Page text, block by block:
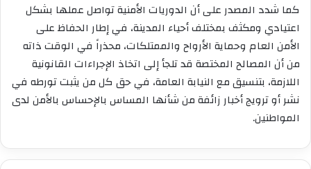
كما شدد المصدر على أن الدوريات الأمنية تواصل عملها بشكل
اعتيادي ومكثف بمختلف أحياء المدينة، في إطار الحفاظ على
الأمن العام وحماية الأرواح والممتلكات، محذراً في الوقت ذاته
من أن المصالح المختصة قد تلجأ إلى اتخاذ الإجراءات القانونية
اللازمة، بتنسيق مع النيابة العامة، في حق كل من يثبت تورطه في
نشر أو ترويج أخبار زائفة من شأنها المساس بالإحساس بالأمن لدى
المواطنين.